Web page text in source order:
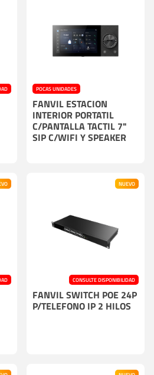
POCAS UNIDADES
FANVIL ESTACION
INTERIOR PORTATIL
C/PANTALLA TACTIL 7"
SIP C/WIFI Y SPEAKER
CONSULTE DISPONIBILIDAD
NUEVO
FANVIL SWITCH POE 24P
P/TELEFONO IP 2 HILOS